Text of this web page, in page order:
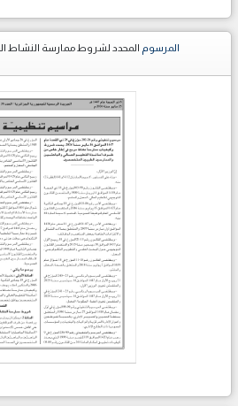
المرسوم
المحدد لشروط ممارسة النشاط